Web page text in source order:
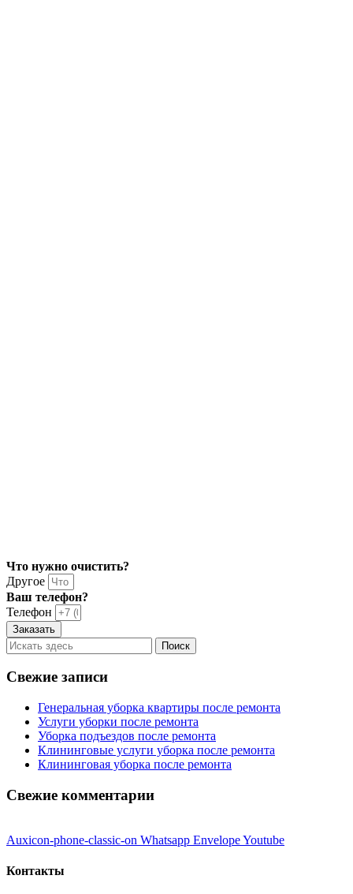
Что нужно очистить?
Другое
Ваш телефон?
Телефон
Заказать
Свежие записи
Генеральная уборка квартиры после ремонта
Услуги уборки после ремонта
Уборка подъездов после ремонта
Клининговые услуги уборка после ремонта
Клининговая уборка после ремонта
Свежие комментарии
Auxicon-phone-classic-on Whatsapp EnvelopeYoutube
Контакты